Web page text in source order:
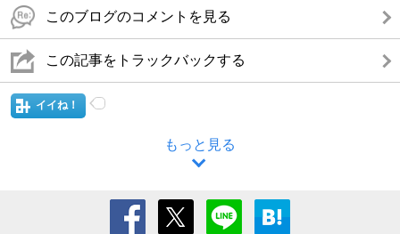
このブログのコメントを見る
この記事をトラックバックする
イイね！
もっと見る